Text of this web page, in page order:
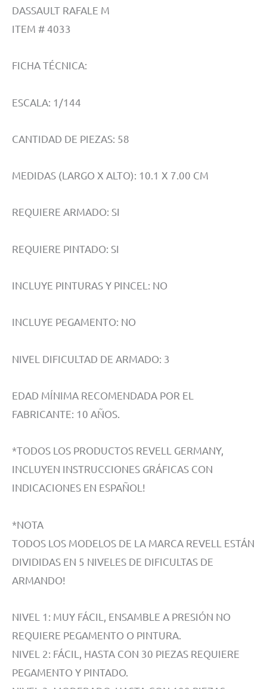
DASSAULT RAFALE M
ITEM # 4033
FICHA TÉCNICA:
ESCALA: 1/144
CANTIDAD DE PIEZAS: 58
MEDIDAS (LARGO X ALTO): 10.1 X 7.00 CM
REQUIERE ARMADO: SI
REQUIERE PINTADO: SI
INCLUYE PINTURAS Y PINCEL: NO
INCLUYE PEGAMENTO: NO
NIVEL DIFICULTAD DE ARMADO: 3
EDAD MÍNIMA RECOMENDADA POR EL
FABRICANTE: 10 AÑOS.
*TODOS LOS PRODUCTOS REVELL GERMANY,
INCLUYEN INSTRUCCIONES GRÁFICAS CON
INDICACIONES EN ESPAÑOL!
*NOTA
TODOS LOS MODELOS DE LA MARCA REVELL ESTÁN
DIVIDIDAS EN 5 NIVELES DE DIFICULTAS DE
ARMANDO!
NIVEL 1: MUY FÁCIL, ENSAMBLE A PRESIÓN NO
REQUIERE PEGAMENTO O PINTURA.
NIVEL 2: FÁCIL, HASTA CON 30 PIEZAS REQUIERE
PEGAMENTO Y PINTADO.